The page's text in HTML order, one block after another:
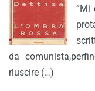
“Mi
da
riuscire (…)